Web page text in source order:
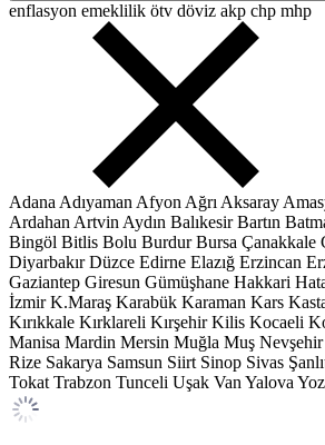
enflasyon emeklilik ötv döviz akp chp mhp
Adana Adıyaman Afyon Ağrı Aksaray
Ardahan Artvin Aydın Balıkesir Bartın
Bingöl Bitlis Bolu Burdur Bursa Çanakkale
Diyarbakır Düzce Edirne Elazığ Erzincan
Gaziantep Giresun Gümüşhane Hakkari
İzmir K.Maraş Karabük Karaman Kars
Kırıkkale Kırklareli Kırşehir Kilis Kocaeli
Manisa Mardin Mersin Muğla Muş Nevşehir
Rize Sakarya Samsun Siirt Sinop Sivas
Tokat Trabzon Tunceli Uşak Van Yalova